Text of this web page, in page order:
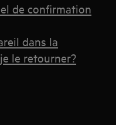
de confirmation
dans la
le retourner?